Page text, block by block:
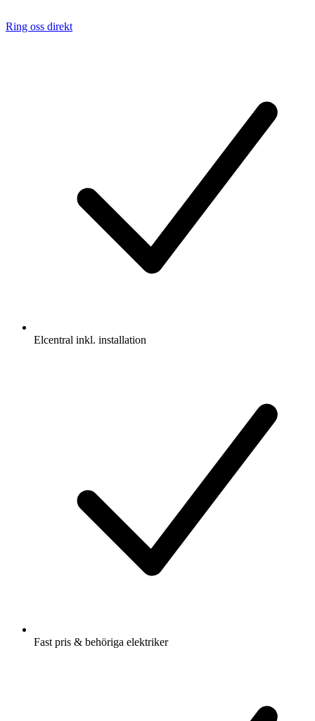
Ring oss direkt
Elcentral inkl. installation
Fast pris & behöriga elektriker